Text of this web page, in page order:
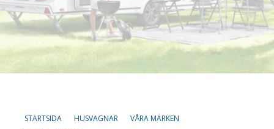
Verkstad
STARTSIDA HUSVAGNAR
VÅRA MÄRKEN